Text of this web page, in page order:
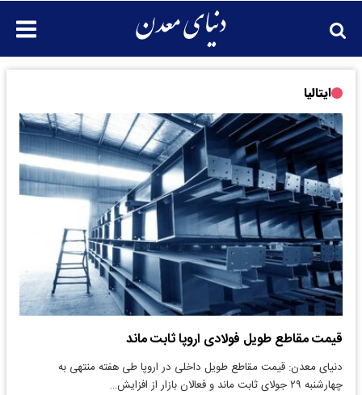
ایتالیا
قیمت مقاطع طویل فولادی اروپا ثابت ماند
دنیای معدن: قیمت مقاطع طویل داخلی در اروپا طی هفته منتهی به
چهارشنبه ۲۹ جولای ثابت ماند و فعالان بازار از افزایش…